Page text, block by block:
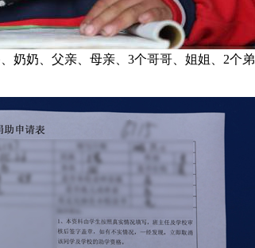
奶奶、父亲、母亲、3个哥哥、姐姐、2个弟